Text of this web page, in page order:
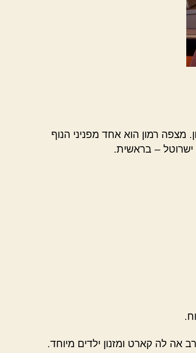
מצפה רמון הוא אחד מפניני הנוף
ישרוטל – בראשית.
אה לה קארט ומזנון ילדים מיוחד.